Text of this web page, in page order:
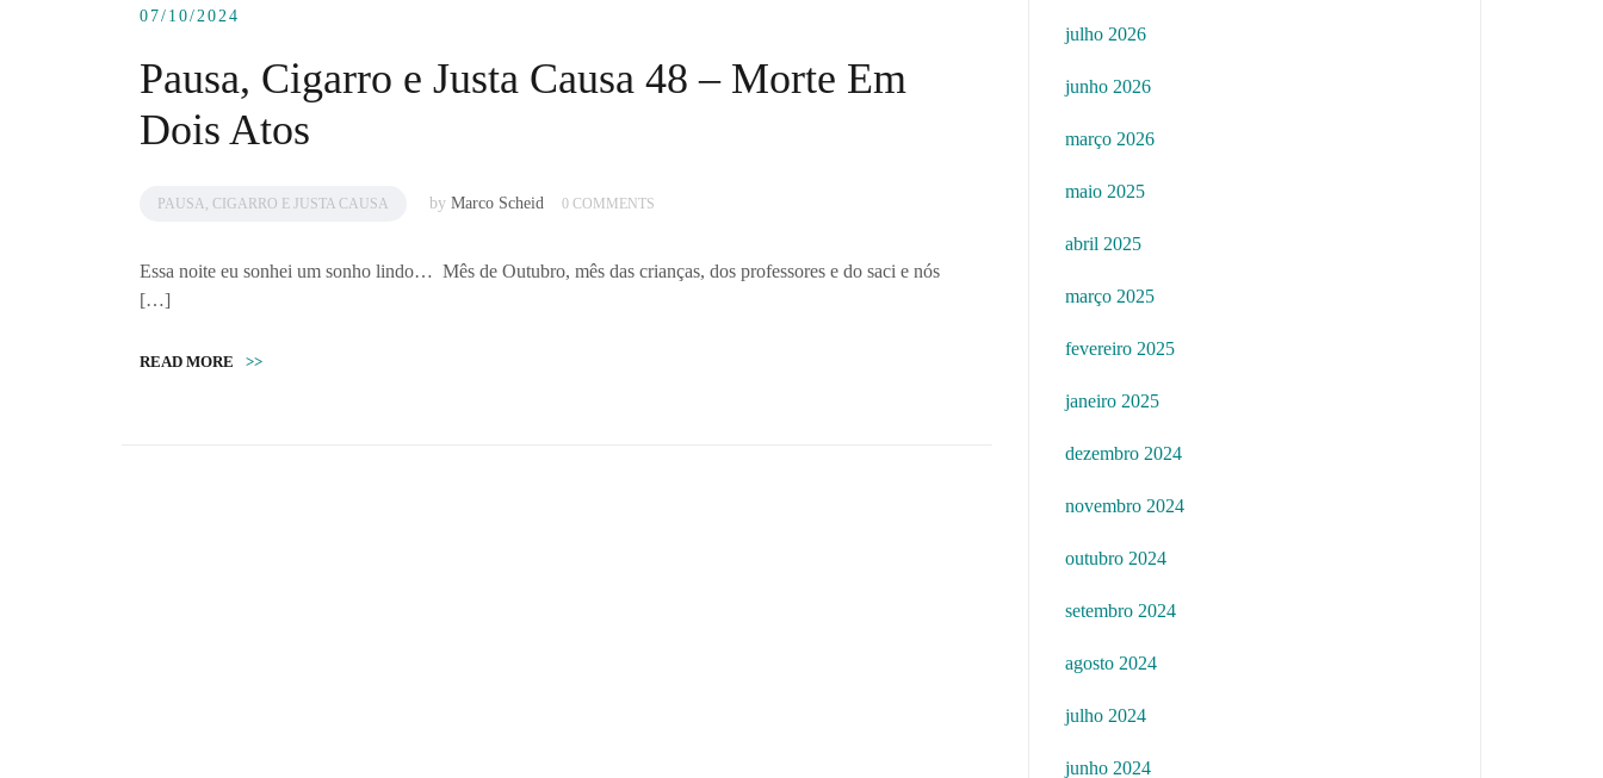
07/10/2024
Pausa, Cigarro e Justa Causa 48 – Morte Em
Dois Atos
PAUSA, CIGARRO E JUSTA CAUSA by Marco Scheid 0 COMMENTS
Essa noite eu sonhei um sonho lindo… Mês de Outubro, mês das crianças, dos professores e do saci e nós
[…]
READ MORE >>
julho 2026
junho 2026
março 2026
maio 2025
abril 2025
março 2025
fevereiro 2025
janeiro 2025
dezembro 2024
novembro 2024
outubro 2024
setembro 2024
agosto 2024
julho 2024
junho 2024